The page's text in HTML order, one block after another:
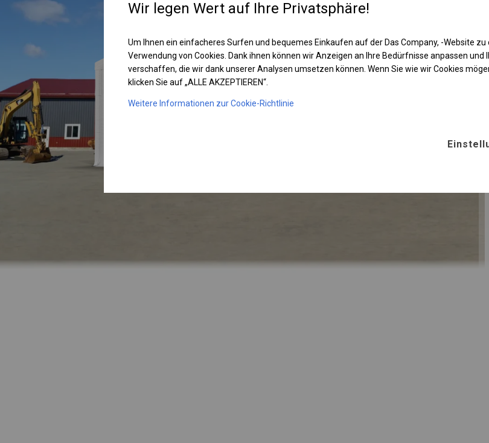
Wir legen Wert auf Ihre Privatsphäre!
Um Ihnen ein einfacheres Surfen und bequemes Einkaufen auf der Das Company, -Website
Verwendung von Cookies. Dank ihnen können wir Anzeigen an Ihre Bedürfnisse anpassen
verschaffen, die wir dank unserer Analysen umsetzen können. Wenn Sie wie wir Cookies
klicken Sie auf „ALLE AKZEPTIEREN“.
Weitere Informationen zur Cookie-Richtlinie